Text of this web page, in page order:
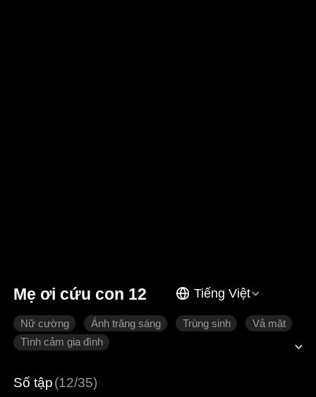
Mẹ ơi cứu con 12 Tiếng Việt
Nữ cường Ánh trăng sáng Trùng sinh
Vả mặt
Tình cảm gia đình
Số tập(12/35)